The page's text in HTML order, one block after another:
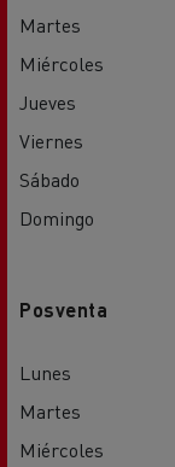
Martes
Miércoles
Jueves
Viernes
Sábado
Domingo
Posventa
Lunes
Martes
Miércoles